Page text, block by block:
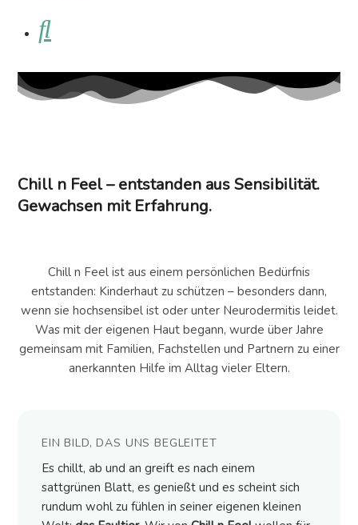
Suche
Chill n Feel – entstanden aus Sensibilität.
Gewachsen mit Erfahrung.
Chill n Feel ist aus einem persönlichen Bedürfnis
entstanden: Kinderhaut zu schützen – besonders dann,
wenn sie hochsensibel ist oder unter Neurodermitis leidet.
Was mit der eigenen Haut begann, wurde über Jahre
gemeinsam mit Familien, Fachstellen und Partnern zu einer
anerkannten Hilfe im Alltag vieler Eltern.
EIN BILD, DAS UNS BEGLEITET
Es chillt, ab und an greift es nach einem
sattgrünen Blatt, es genießt und es scheint sich
rundum wohl zu fühlen in seiner eigenen kleinen